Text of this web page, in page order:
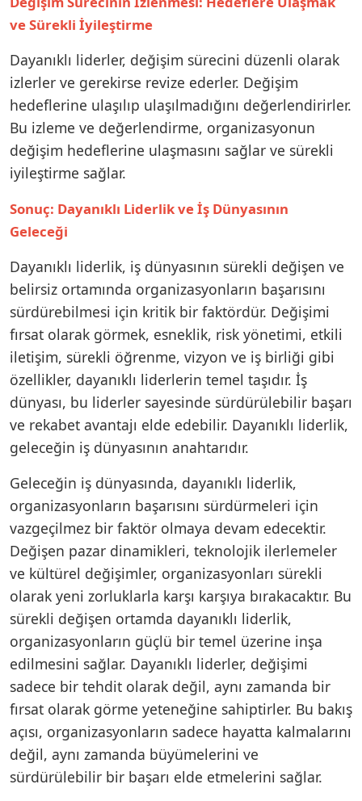
ve Sürekli İyileştirme
Dayanıklı liderler, değişim sürecini düzenli olarak
izlerler ve gerekirse revize ederler. Değişim
hedeflerine ulaşılıp ulaşılmadığını değerlendirirler.
Bu izleme ve değerlendirme, organizasyonun
değişim hedeflerine ulaşmasını sağlar ve sürekli
iyileştirme sağlar.
Sonuç: Dayanıklı Liderlik ve İş Dünyasının
Geleceği
Dayanıklı liderlik, iş dünyasının sürekli değişen ve
belirsiz ortamında organizasyonların başarısını
sürdürebilmesi için kritik bir faktördür. Değişimi
fırsat olarak görmek, esneklik, risk yönetimi, etkili
iletişim, sürekli öğrenme, vizyon ve iş birliği gibi
özellikler, dayanıklı liderlerin temel taşıdır. İş
dünyası, bu liderler sayesinde sürdürülebilir başarı
ve rekabet avantajı elde edebilir. Dayanıklı liderlik,
geleceğin iş dünyasının anahtarıdır.
Geleceğin iş dünyasında, dayanıklı liderlik,
organizasyonların başarısını sürdürmeleri için
vazgeçilmez bir faktör olmaya devam edecektir.
Değişen pazar dinamikleri, teknolojik ilerlemeler
ve kültürel değişimler, organizasyonları sürekli
olarak yeni zorluklarla karşı karşıya bırakacaktır. Bu
sürekli değişen ortamda dayanıklı liderlik,
organizasyonların güçlü bir temel üzerine inşa
edilmesini sağlar. Dayanıklı liderler, değişimi
sadece bir tehdit olarak değil, aynı zamanda bir
fırsat olarak görme yeteneğine sahiptirler. Bu bakış
açısı, organizasyonların sadece hayatta kalmalarını
değil, aynı zamanda büyümelerini ve
sürdürülebilir bir başarı elde etmelerini sağlar.